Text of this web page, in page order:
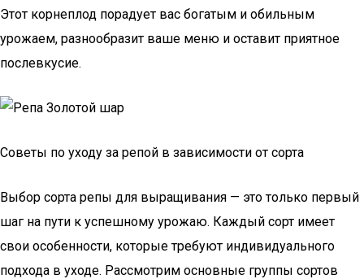
Этот корнеплод порадует вас богатым и обильным
урожаем, разнообразит ваше меню и оставит приятное
послевкусие.
Советы по уходу за репой в зависимости от сорта
Выбор сорта репы для выращивания — это только первый
шаг на пути к успешному урожаю. Каждый сорт имеет
свои особенности, которые требуют индивидуального
подхода в уходе. Рассмотрим основные группы сортов